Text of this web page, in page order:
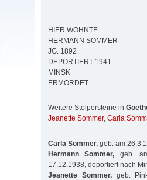
HIER WOHNTE
HERMANN SOMMER
JG. 1892
DEPORTIERT 1941
MINSK
ERMORDET
Weitere Stolpersteine in
Jeanette Sommer, Carla
Carla Sommer, geb. am
Hermann Sommer, geb.
17.12.1938, deportiert nach
Jeanette Sommer,geb.